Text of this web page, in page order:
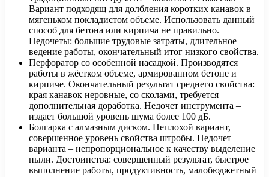
Вариант подходящ для долбления коротких канавок в
мягеньком покладистом объеме. Использовать данный
способ для бетона или кирпича не правильно.
Недочеты: большие трудовые затраты, длительное
ведение работы, окончательный итог низкого свойства.
Перфоратор со особенной насадкой. Производятся
работы в жёстком объеме, армированном бетоне и
кирпиче. Окончательный результат среднего свойства:
края канавок неровные, со сколами, требуется
дополнительная доработка. Недочет инструмента –
издает большой уровень шума более 100 дБ.
Болгарка с алмазным диском. Неплохой вариант,
совершенное уровень свойства штробы. Недочет
варианта – непропорциональное к качеству выделение
пыли. Достоинства: совершенный результат, быстрое
выполнение работы, продуктивность, малобюджетный